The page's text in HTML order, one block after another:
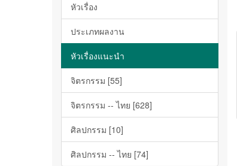
หัวเรื่อง
ประเภทผลงาน
หัวเรื่องแนะนำ
จิตรกรรม [55]
จิตรกรรม -- ไทย [628]
ศิลปกรรม [10]
ศิลปกรรม -- ไทย [74]